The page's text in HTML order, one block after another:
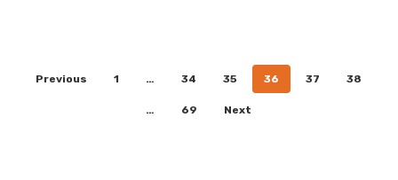
Previous 1 … 34 35 36 37 38
… 69 Next